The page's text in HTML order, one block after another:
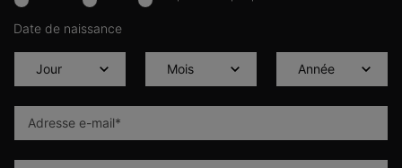
Date de naissance
Adresse e-mail*